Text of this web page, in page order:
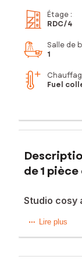
Étage :
RDC/4
Salle de
1
Fuel
de 1 pièce
Studio cosy
Idéalement
charmant
Lire plus